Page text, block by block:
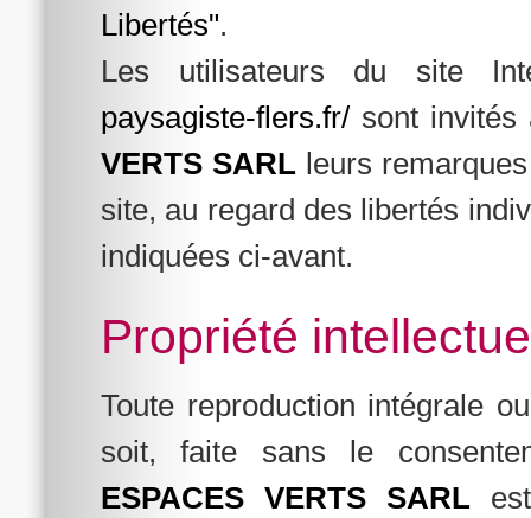
Libertés".
Les utilisateurs du site
paysagiste-flers.fr/ sont
VERTS SARL leurs
site, au regard des libertés
indiquées ci-avant.
Propriété
Toute reproduction intégrale
soit, faite sans le
ESPACES VERTS SARL